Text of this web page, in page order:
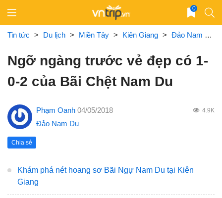
content
0
Tin tức > Du lịch > Miền Tây > Kiên Giang > Đảo Nam Du
Ngỡ ngàng trước vẻ đẹp có 1-
0-2 của Bãi Chệt Nam Du
Phạm Oanh 04/05/2018 4.9K
Đảo Nam Du
Chia sẻ
Khám phá nét hoang sơ Bãi Ngự Nam Du tại Kiên
Giang